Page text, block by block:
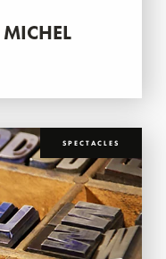
SPECTACLES